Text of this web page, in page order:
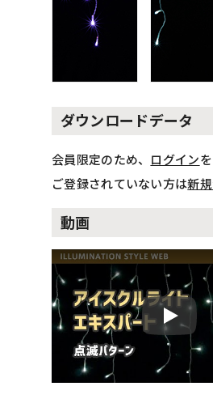
ダウンロードデータ
会員限定のため、 ログイン
ご登録されていない方は新
動画
Play